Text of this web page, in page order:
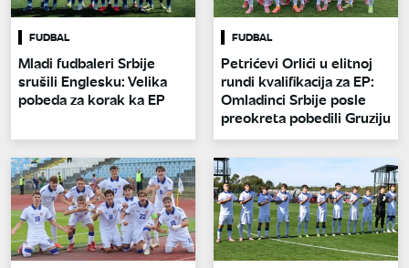
FUDBAL
Mladi fudbaleri Srbije
srušili Englesku: Velika
pobeda za korak ka EP
FUDBAL
Petrićevi Orlići u elitnoj
rundi kvalifikacija za EP:
Omladinci Srbije posle
preokreta pobedili Gruziju